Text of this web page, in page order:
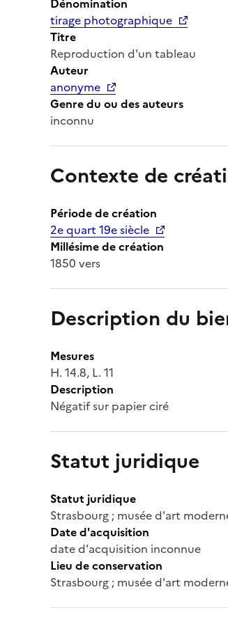
tirage photographique
Titre
Reproduction d'un tableau
Auteur
anonyme
Genre du ou des auteurs
inconnu
Contexte de
Période de création
2e quart 19e siècle
Millésime de création
1850 vers
Description du
Mesures
H. 14.8, L. 11
Description
Négatif sur papier ciré
Statut juridique
Statut juridique
Strasbourg ; musée d'art
Date d'acquisition
date d'acquisition inconnue
Lieu de conservation
Strasbourg ; musée d'art